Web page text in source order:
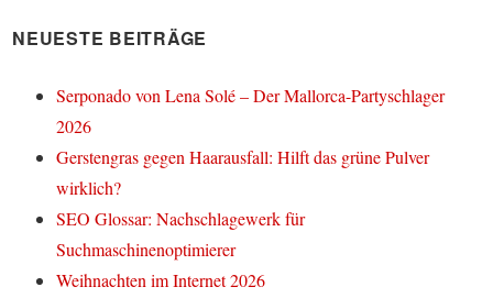
NEUESTE BEITRÄGE
Serponado von Lena Solé – Der Mallorca-Partyschlager
2026
Gerstengras gegen Haarausfall: Hilft das grüne Pulver
wirklich?
SEO Glossar: Nachschlagewerk für
Suchmaschinenoptimierer
Weihnachten im Internet 2026